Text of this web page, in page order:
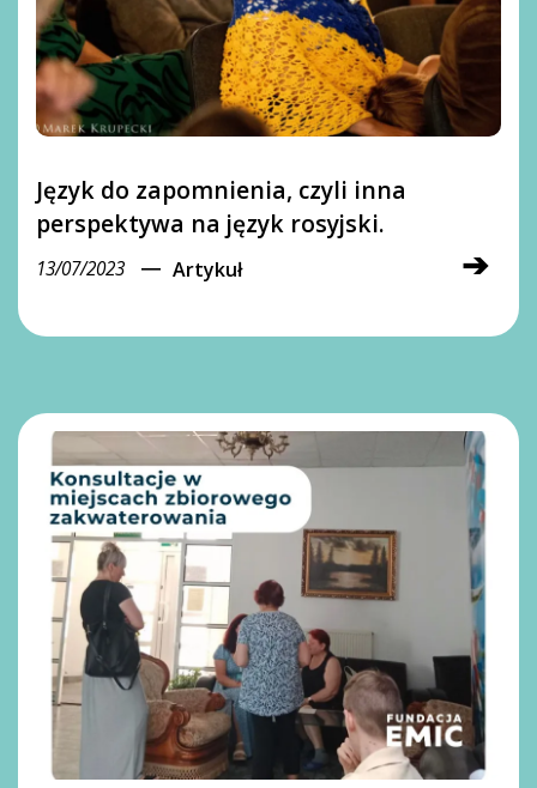
Język do zapomnienia, czyli inna
perspektywa na język rosyjski.
➔
13/07/2023 ― Artykuł